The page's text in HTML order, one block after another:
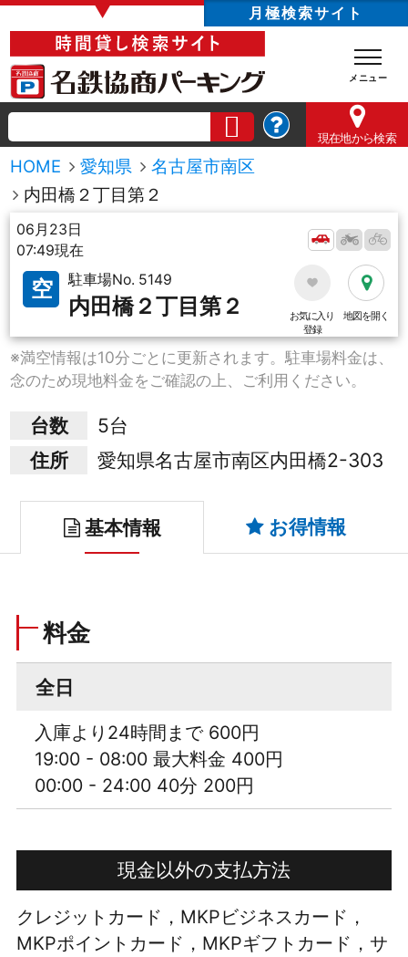
▼ 月極検索サイト
現在地から検索
HOME 愛知県
名古屋市南区
内田橋２丁目第２
06月23日
07:49現在
空 駐車場No. 5149
内田橋２丁目第２
お気に入り
登録
地図を開く
※満空情報は10分ごとに更新されます。駐車場料金は、
念のため現地料金をご確認の上、ご利用ください。
台数
5台
住所
愛知県名古屋市南区内田橋2-303
基本情報 お得情報
料金
全日
入庫より24時間まで 600円
19:00 - 08:00 最大料金 400円
00:00 - 24:00 40分 200円
現金以外の支払方法
クレジットカード，MKPビジネスカード，
MKPポイントカード，MKPギフトカード，サ